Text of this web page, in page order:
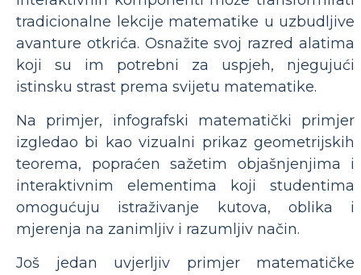
tradicionalne lekcije matematike u uzbudljive
avanture otkrića. Osnažite svoj razred alatima
koji su im potrebni za uspjeh, njegujući
istinsku strast prema svijetu matematike.
Na primjer, infografski matematički primjer
izgledao bi kao vizualni prikaz geometrijskih
teorema, popraćen sažetim objašnjenjima i
interaktivnim elementima koji studentima
omogućuju istraživanje kutova, oblika i
mjerenja na zanimljiv i razumljiv način.
Još jedan uvjerljiv primjer matematičke